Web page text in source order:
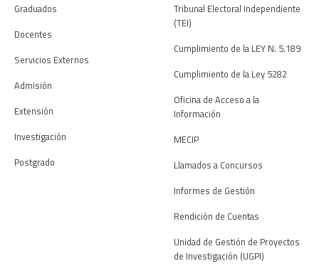
Graduados
Docentes
Servicios Externos
Admisión
Extensión
Investigación
Postgrado
Tribunal Electoral Independiente
(TEI)
Cumplimiento de la LEY N. 5.189
Cumplimiento de la Ley 5282
Oficina de Acceso a la
Información
MECIP
Llamados a Concursos
Informes de Gestión
Rendición de Cuentas
Unidad de Gestión de Proyectos
de Investigación (UGPI)